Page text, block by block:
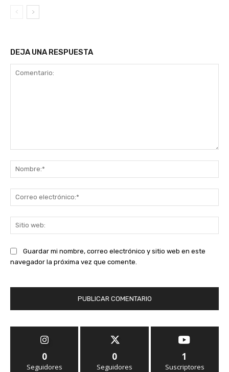
DEJA UNA RESPUESTA
Guardar mi nombre, correo electrónico y sitio web en este
navegador la próxima vez que comente.
0
Seguidores
0
Seguidores
1
Suscriptores